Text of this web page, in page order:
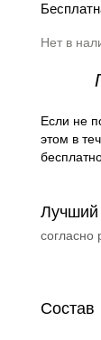
Нет в
Если не
этом в
Лучший
согласно
Состав